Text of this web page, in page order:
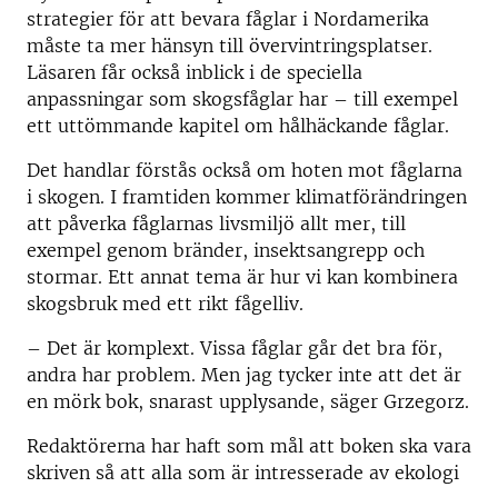
strategier för att bevara fåglar i Nordamerika
måste ta mer hänsyn till övervintringsplatser.
Läsaren får också inblick i de speciella
anpassningar som skogsfåglar har – till exempel
ett uttömmande kapitel om hålhäckande fåglar.
Det handlar förstås också om hoten mot fåglarna
i skogen. I framtiden kommer klimatförändringen
att påverka fåglarnas livsmiljö allt mer, till
exempel genom bränder, insektsangrepp och
stormar. Ett annat tema är hur vi kan kombinera
skogsbruk med ett rikt fågelliv.
– Det är komplext. Vissa fåglar går det bra för,
andra har problem. Men jag tycker inte att det är
en mörk bok, snarast upplysande, säger Grzegorz.
Redaktörerna har haft som mål att boken ska vara
skriven så att alla som är intresserade av ekologi